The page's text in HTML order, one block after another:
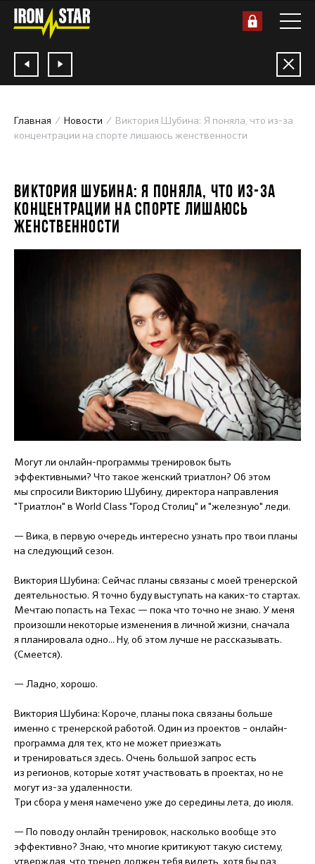
Главная Новости
Виктория Шубина: Я поняла, что из-за
концентрации на спорте лишаюсь женственности
ВИКТОРИЯ ШУБИНА: Я ПОНЯЛА, ЧТО ИЗ-ЗА
КОНЦЕНТРАЦИИ НА СПОРТЕ ЛИШАЮСЬ
ЖЕНСТВЕННОСТИ
Могут ли онлайн-программы тренировок быть
эффективными? Что такое женский триатлон? Об этом
мы спросили Викторию Шубину, директора направления
"Триатлон" в World Class "Город Столиц" и "железную" леди.
— Вика, в первую очередь интересно узнать про твои планы
на следующий сезон.
Виктория Шубина: Сейчас планы связаны с моей тренерской
деятельностью. Я точно буду выступать на каких-то стартах.
Мечтаю попасть на Техас — пока что точно не знаю. У меня
произошли некоторые изменения в личной жизни, сначала
я планировала одно... Ну, об этом лучше не рассказывать.
(Смеется).
— Ладно, хорошо.
Виктория Шубина: Короче, планы пока связаны больше
именно с тренерской работой. Один из проектов – онлайн-
программа для тех, кто не может приезжать
и тренироваться здесь. Очень большой запрос есть
из регионов, которые хотят участвовать в проектах, но не
могут из-за удаленности.
Три сбора у меня намечено уже до середины лета, до июля.
— По поводу онлайн тренировок, насколько вообще это
эффективно? Знаю, что многие критикуют такую систему,
утверждая, что тренер должен тебя видеть, хотя бы раз